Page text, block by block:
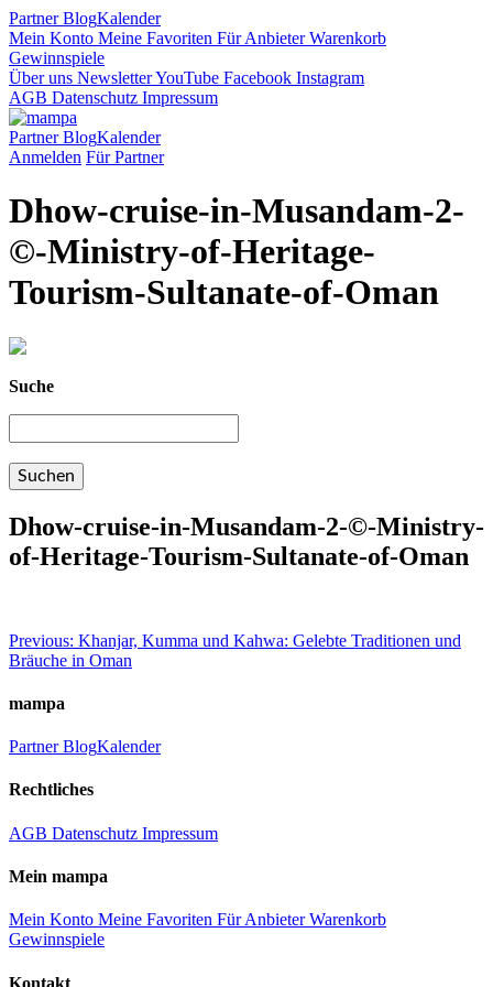
PartnerBlogKalender
Mein Konto Meine Favoriten Für AnbieterWarenkorb
Gewinnspiele
Über uns NewsletterYouTube Facebook Instagram
AGB Datenschutz Impressum
PartnerBlogKalender
Anmelden Für Partner
Dhow-cruise-in-Musandam-2-
©-Ministry-of-Heritage-
Tourism-Sultanate-of-Oman
Suche
Dhow-cruise-in-Musandam-2-©-Ministry-
of-Heritage-Tourism-Sultanate-of-Oman
Beitragsnavigation
Previous: Khanjar, Kumma und Kahwa: Gelebte Traditionen und
Bräuche in Oman
mampa
PartnerBlogKalender
Rechtliches
AGB Datenschutz Impressum
Mein mampa
Mein Konto Meine Favoriten Für AnbieterWarenkorb
Gewinnspiele
Kontakt